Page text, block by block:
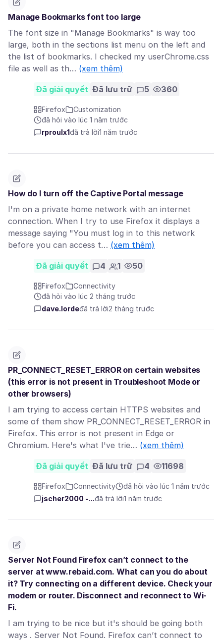
Manage Bookmarks font too large
The font size in "Manage Bookmarks" is way too
large, both in the sections list menu on the left and
the list of bookmarks. I checked my userChrome.css
file as well as th… (xem thêm)
Đã giải quyết Đã lưu trữ 5 360
Firefox
Customization
đã hỏi vào lúc 1 năm trước
rproulx1đã trả lời1 năm trước
How do I turn off the Captive Portal message
I'm on a private home network with an internet
connection. When I try to use Firefox it displays a
message saying "You must log in to this network
before you can access t… (xem thêm)
Đã giải quyết 4 1 50
Firefox
Connectivity
đã hỏi vào lúc 2 tháng trước
dave.lordeđã trả lời2 tháng trước
PR_CONNECT_RESET_ERROR on certain websites
(this error is not present in Troubleshoot Mode or
other browsers)
I am trying to access certain HTTPS websites and
some of them show PR_CONNECT_RESET_ERROR in
Firefox. This error is not present in Edge or
Chromium. Here's what I've trie… (xem thêm)
Đã giải quyết Đã lưu trữ 4 11698
Firefox Connectivity
đã hỏi vào lúc 1 năm trước
jscher2000 -...đã trả lời1 năm trước
Server Not Found Firefox can’t connect to the
server at www.rebaid.com. What can you do about
it? Try connecting on a different device. Check your
modem or router. Disconnect and reconnect to Wi-
Fi.
I am trying to be nice but it's should be going both
ways . Server Not Found. Firefox can’t connect to